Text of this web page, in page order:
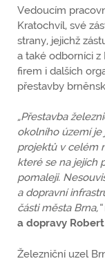
Vedoucím
Kratochvíl, své
strany, jejichž
a také odborníci z
firem i dalších
přestavby
„Přestavba
okolního území
projektů v celém
které se na jejích
pomaleji.
a dopravní
části města Brna,“
a dopravy
Železniční uzel